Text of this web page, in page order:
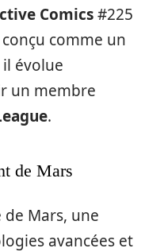
Comics#225
comme un
évolue
un membre
.
de Mars
de Mars, une
avancées et